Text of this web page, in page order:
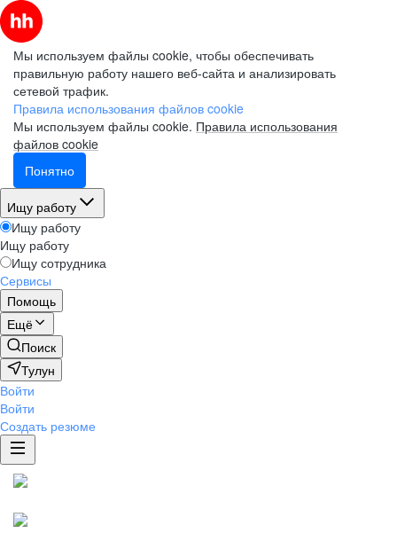
Мы используем файлы cookie, чтобы обеспечивать
правильную работу нашего веб-сайта и анализировать
сетевой трафик.
Правила использования файлов cookie
Мы используем файлы cookie. Правила использования
файлов cookie
Понятно
Ищу работу
Ищу работу
Ищу работу
Ищу сотрудника
Сервисы
Помощь
Ещё
Поиск
Тулун
Войти
Войти
Создать резюме